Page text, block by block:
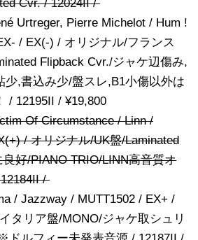
Cvr. / 12024II /
Urtreger, Pierre Michelot / Hum !
/ EX(-) / オリジナル/フランス
Flipback Cvr./ジャケ辺傷み,
少,書込み少/盤スレ,B1小傷以外は
/ 12195II / ¥19,800
Of Circumstance / Linn /
/ オリジナル/UK盤/Laminated
好/PIANO TRIO/LINN高音質オ
/
/ Jazzway / MUTT1502 / EX+ /
タリア盤/MONO/ジャケ取シュリ